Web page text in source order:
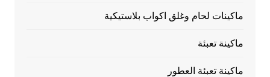
ماكينات لحام وغلق اكواب بلاستيكية
ماكينة تعبئة
ماكينة تعبئة العطور